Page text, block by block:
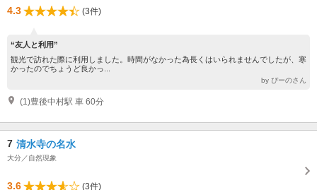
4.3 (3件)
“友人と利用”
観光で訪れた際に利用しました。時間がなかった為長くはいられませんでしたが、寒
かったのでちょうど良かっ...
by ぴーのさん
(1)豊後中村駅 車 60分
7 清水寺の名水
大分／自然現象
3.6 (3件)